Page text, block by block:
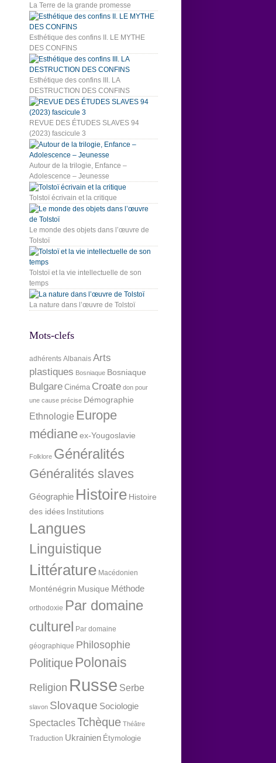
La Terre de la grande promesse
Esthétique des confins II. LE MYTHE
DES CONFINS
Esthétique des confins III. LA
DESTRUCTION DES CONFINS
REVUE DES ÉTUDES SLAVES 94
(2023) fascicule 3
Autour de la trilogie, Enfance –
Adolescence – Jeunesse
Tolstoï écrivain et la critique
Le monde des objets dans l’œuvre de
Tolstoï
Tolstoï et la vie intellectuelle de son
temps
La nature dans l’œuvre de Tolstoï
Mots-clefs
adhérents Albanais Arts
plastiques Bosniaque Bosniaque
Bulgare Cinéma Croate don pour
une cause précise Démographie
Ethnologie Europe
médianeex-Yougoslavie
Folklore Généralités
Généralités slaves
Géographie Histoire Histoire
des idées Institutions
Langues
Linguistique
Littérature Macédonien
Monténégrin Musique Méthode
orthodoxie Par domaine
culturel Par domaine
géographique Philosophie
Politique Polonais
Religion Russe Serbe
slavon Slovaque Sociologie
SpectaclesTchèque Théâtre
Traduction Ukrainien Étymologie